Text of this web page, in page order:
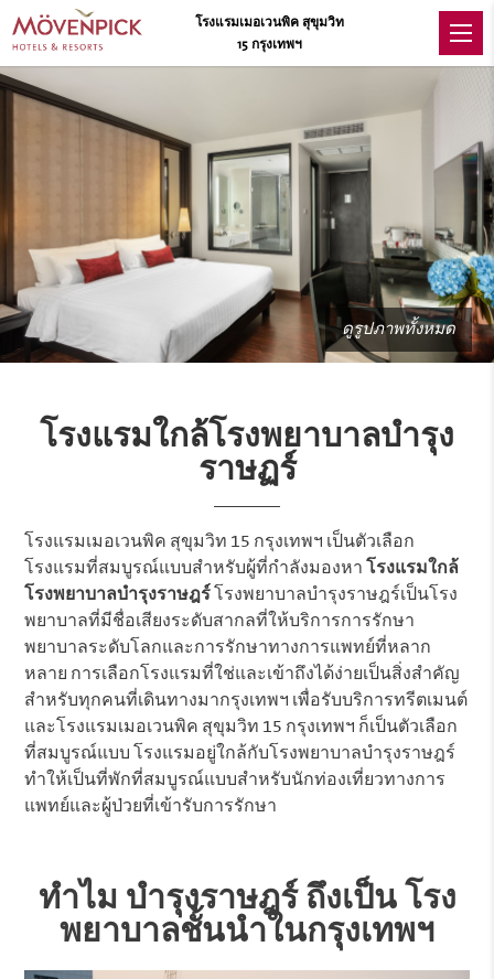
ดูรูปภาพทั้งหมด
โรงแรมใกล้โรงพยาบาลบำรุง
ราษฏร์
โรงแรมเมอเวนพิค สุขุมวิท 15 กรุงเทพฯ เป็นตัวเลือก
โรงแรมที่สมบูรณ์แบบสำหรับผู้ที่กำลังมองหา โรงแรมใกล้
โรงพยาบาลบำรุงราษฎร์ โรงพยาบาลบำรุงราษฎร์เป็นโรง
พยาบาลที่มีชื่อเสียงระดับสากลที่ให้บริการการรักษา
พยาบาลระดับโลกและการรักษาทางการแพทย์ที่หลาก
หลาย การเลือกโรงแรมที่ใช่และเข้าถึงได้ง่ายเป็นสิ่งสำคัญ
สำหรับทุกคนที่เดินทางมากรุงเทพฯ เพื่อรับบริการทรีตเมนต์
และโรงแรมเมอเวนพิค สุขุมวิท 15 กรุงเทพฯ ก็เป็นตัวเลือก
ที่สมบูรณ์แบบ โรงแรมอยู่ใกล้กับโรงพยาบาลบำรุงราษฎร์
ทำให้เป็นที่พักที่สมบูรณ์แบบสำหรับนักท่องเที่ยวทางการ
แพทย์และผู้ป่วยที่เข้ารับการรักษา
ทำไม บำรุงราษฎร์ ถึงเป็น โรง
พยาบาลชั้นนำในกรุงเทพฯ
โรงแรมเมอเวนพิค สุขุมวิท
15 กรุงเทพฯ